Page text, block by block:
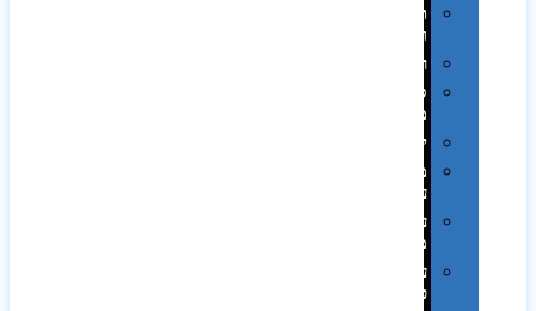
תערוכות
וכנסים
רמקולים
סוכריות
ממותגות
יודאיקה
מארזי
עטים
עטי
מתכת
עטי
פלסטיק